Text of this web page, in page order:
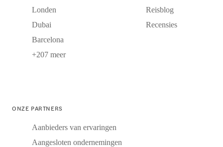
Londen
Dubai
Barcelona
+207 meer
Reisblog
Recensies
ONZE PARTNERS
Aanbieders van ervaringen
Aangesloten ondernemingen